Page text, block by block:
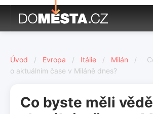
Úvod / Evropa / Itálie / Milán /
o aktuálním čase v Miláně dnes?
Co byste měli